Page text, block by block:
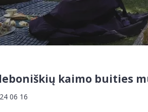
kaimo buities
06 16